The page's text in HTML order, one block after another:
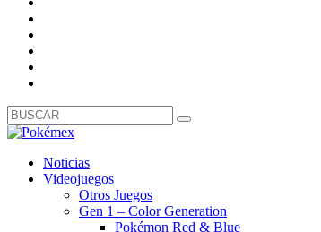
Noticias
Videojuegos
Otros Juegos
Gen 1 – Color Generation
Pokémon Red & Blue